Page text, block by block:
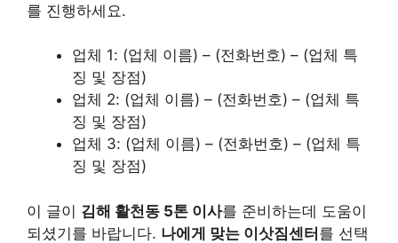
를 진행하세요.
업체 1: (업체 이름) – (전화번호) – (업체 특
징 및 장점)
업체 2: (업체 이름) – (전화번호) – (업체 특
징 및 장점)
업체 3: (업체 이름) – (전화번호) – (업체 특
징 및 장점)
이 글이 김해 활천동 5톤 이사를 준비하는데 도움이
되셨기를 바랍니다. 나에게 맞는 이삿짐센터를 선택